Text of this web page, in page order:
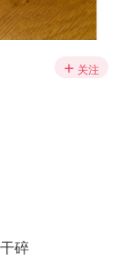
关注
碎